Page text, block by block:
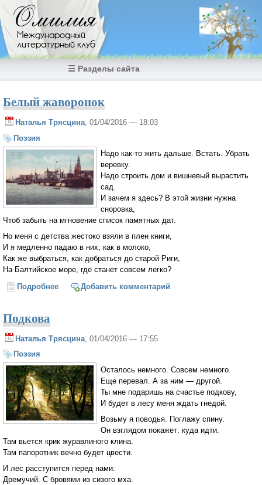
Перейти к основному содержанию
Омилия
Международный
литературный клуб
☰ Разделы сайта
Белый жаворонок
Наталья Трясцина , 01/04/2016 — 18:03
Поэзия
Надо как-то жить дальше. Встать. Убрать
веревку.
Надо строить дом и вишневый вырастить
сад.
И зачем я здесь? В этой жизни нужна
сноровка,
Чтоб забыть на мгновение список памятных дат.
Но меня с детства жестоко взяли в плен книги,
И я медленно падаю в них, как в молоко,
Как же выбраться, как добраться до старой Риги,
На Балтийское море, где станет совсем легко?
Подробнее о Белый жаворонок
Добавить комментарий
Подкова
Наталья Трясцина , 01/04/2016 — 17:55
Поэзия
Осталось немного. Совсем немного.
Еще перевал. А за ним — другой.
Ты мне подаришь на счастье подкову,
И будет в лесу меня ждать гнедой.
Возьму я поводья. Поглажу спину.
Он взглядом покажет: куда идти.
Там вьется крик журавлиного клина.
Там папоротник вечно будет цвести.
И лес расступится перед нами:
Дремучий. С бровями из сизого мха.